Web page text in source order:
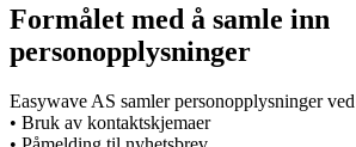
Formålet med å samle inn
personopplysninger
Easywave AS samler personopplysninger
• Bruk av kontaktskjemaer